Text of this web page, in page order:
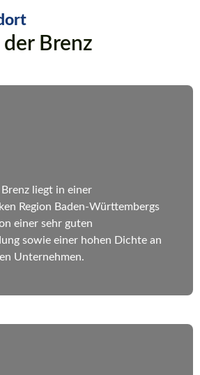
Brenz
liegt in einer
Region Baden-Württembergs
einer sehr guten
sowie einer hohen Dichte an
Unternehmen.